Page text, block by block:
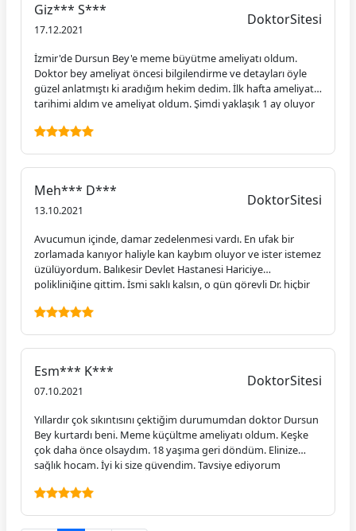
Giz*** S***
17.12.2021
DoktorSitesi
İzmir'de Dursun Bey'e meme büyütme ameliyatı oldum.
Doktor bey ameliyat öncesi bilgilendirme ve detayları öyle
güzel anlatmıştı ki aradığım hekim dedim. İlk hafta ameliyat
tarihimi aldım ve ameliyat oldum. Şimdi yaklaşık 1 ay oluyor
fırsatım oldu. Çok şanslıyım.
Meh*** D***
13.10.2021
DoktorSitesi
Avucumun içinde, damar zedelenmesi vardı. En ufak bir
zorlamada kanıyor haliyle kan kaybım oluyor ve ister istemez
üzülüyordum. Balıkesir Devlet Hastanesi Hariciye
polikliniğine gittim. İsmi saklı kalsın, o gün görevli Dr. hiçbir
dedi. Dışarı çıktı m, gidiyordum, kıyafeti dolayısıyla hasta
estetik cerrahi kısmına git, bu pansumanla geçecek gibi
Atakul Bey görevliydi. Hemen ameliyathaneye aldı. Gerekli
müdahaleyi ve operasyonu yaptı. Serviste görevli memur,
olacaksın" dedi. Hakikaten elimde ne izi kaldı, ne de ondan
sonra bir sıkıntı yaşamadım. İşte Lokman Hekimin varisi, İbn-i
Sinan'ın torunu dedim. Ne yazık ki, önceki doktorun siması
bile aklımda değil; Op. Dr. Dursun Atakul Bey'e ise hep dua
olsun. Elleri dert görmesin."
Esm*** K***
07.10.2021
DoktorSitesi
Yıllardır çok sıkıntısını çektiğim durumumdan doktor Dursun
Bey kurtardı beni. Meme küçültme ameliyatı oldum. Keşke
çok daha önce olsaydım. 18 yaşıma geri döndüm. Elinize
sağlık hocam. İyi ki size güvendim. Tavsiye ediyorum